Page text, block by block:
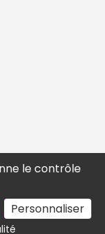
le contrôle
Personnaliser